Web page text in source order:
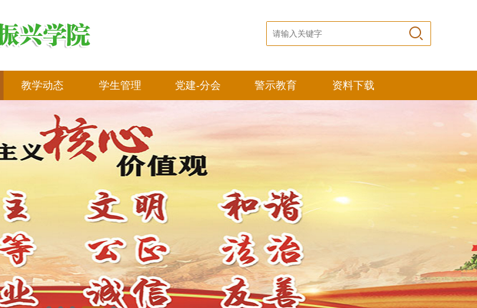
教学动态
对口升学---单招
对口升学---高考
学生管理
奖助学金专栏
党建-分会
分会专栏
团总支专栏
警示教育 资料下载